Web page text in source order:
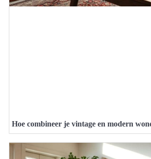
Hoe combineer je vintage en modern